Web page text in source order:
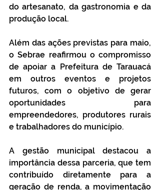
do artesanato, da gastronomia e da
produção local.
Além das ações previstas para maio,
o Sebrae reafirmou o compromisso
de apoiar a Prefeitura de Tarauacá
em outros eventos e projetos
futuros, com o objetivo de gerar
oportunidades para
empreendedores, produtores rurais
e trabalhadores do município.
A gestão municipal destacou a
importância dessa parceria, que tem
contribuído diretamente para a
geração de renda, a movimentação